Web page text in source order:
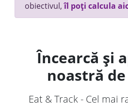
obiectivul,îl poți calcula
Încearcă și
noastră
Eat & Track - Cel mai